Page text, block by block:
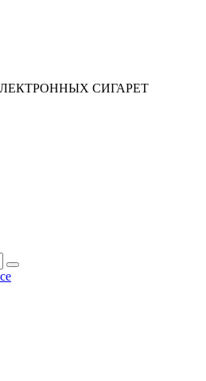
СИГАРЕТ